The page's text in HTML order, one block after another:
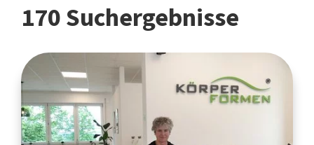
170 Suchergebnisse